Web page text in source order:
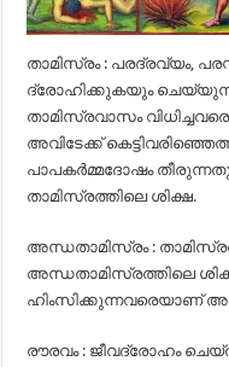
താമിസ്രം : പരദ്രവ്യം,
ദ്രോഹിക്കുകയും
താമിസ്രവാസം
അവിടേക്ക്
പാപകർമ്മദോഷം
താമിസ്രത്തിലെ ശിക്ഷ.
അന്ധതാമിസ്രം :
അന്ധതാമിസ്രത്തിലെ
ഹിംസിക്കുന്നവരെയാണ്
രൗരവം : ജീവദ്രോഹം